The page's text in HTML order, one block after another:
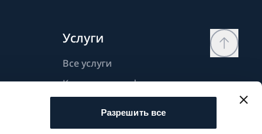
Разрешить все
Услуги
Все услуги
Контактная информация